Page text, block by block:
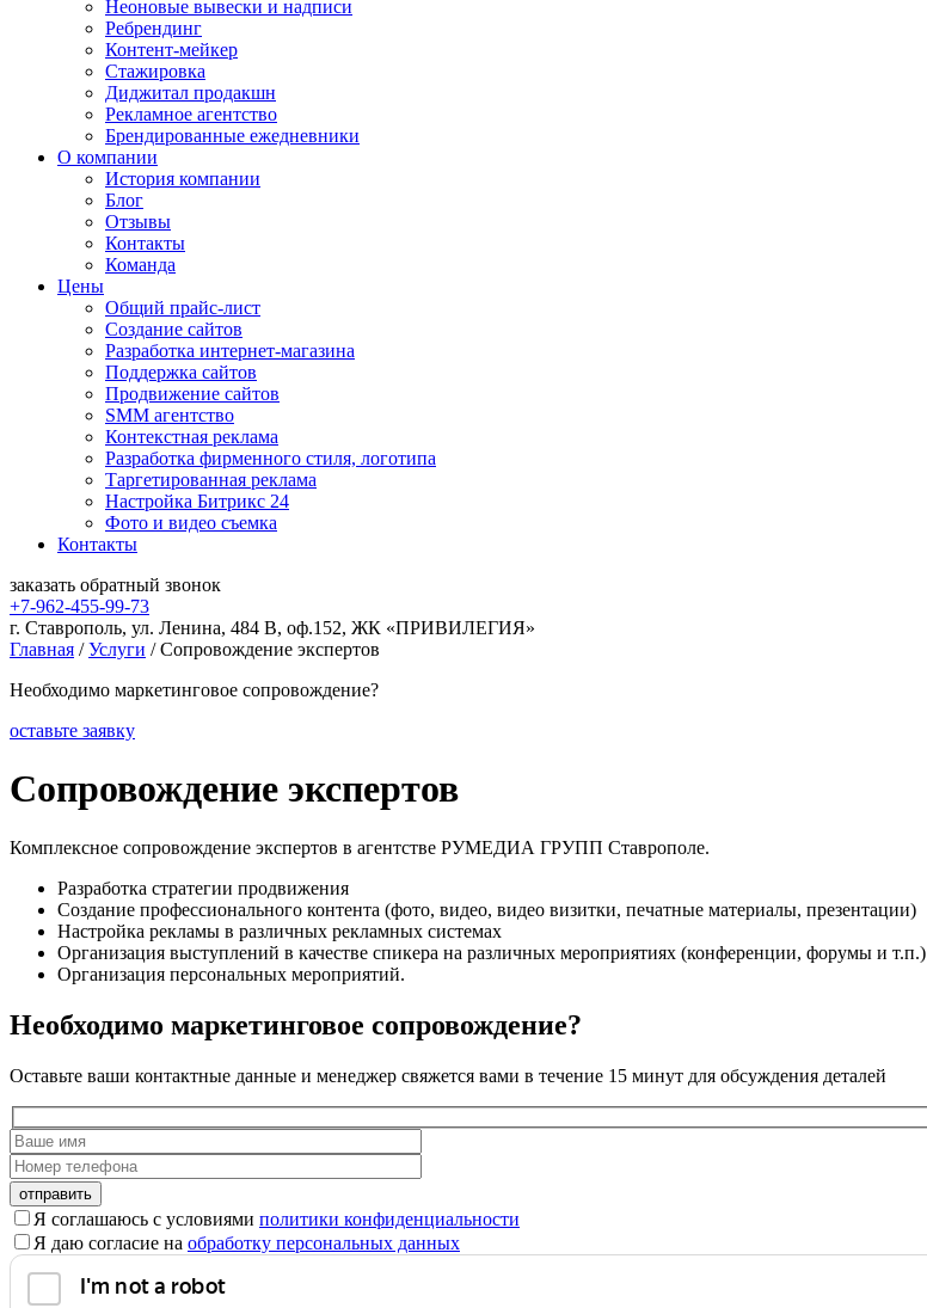
Неоновые вывески и надписи
Ребрендинг
Контент-мейкер
Стажировка
Диджитал продакшн
Рекламное агентство
Брендированные ежедневники
О компании
История компании
Блог
Отзывы
Контакты
Команда
Цены
Общий прайс-лист
Создание сайтов
Разработка интернет-магазина
Поддержка сайтов
Продвижение сайтов
SMM агентство
Контекстная реклама
Разработка фирменного стиля, логотипа
Таргетированная реклама
Настройка Битрикс 24
Фото и видео съемка
Контакты
заказать обратный звонок
+7-962-455-99-73
г. Ставрополь, ул. Ленина, 484 В, оф.152, ЖК «ПРИВИЛЕГИЯ»
Главная / Услуги / Сопровождение экспертов
Необходимо маркетинговое сопровождение?
оставьте заявку
Сопровождение экспертов
Комплексное сопровождение экспертов в агентстве РУМЕДИА ГРУПП Ставрополе.
Разработка стратегии продвижения
Создание профессионального контента (фото, видео, видео визитки, печатные материалы, презентации)
Настройка рекламы в различных рекламных системах
Организация выступлений в качестве спикера на различных мероприятиях (конференции, форумы и т.п.)
Организация персональных мероприятий.
Необходимо маркетинговое сопровождение?
Оставьте ваши контактные данные и менеджер свяжется вами в течение 15 минут для обсуждения деталей
Оставьте
это
поле
пустым.
Я соглашаюсь с условиями политики конфиденциальности
Я даю согласие на обработку персональных данных